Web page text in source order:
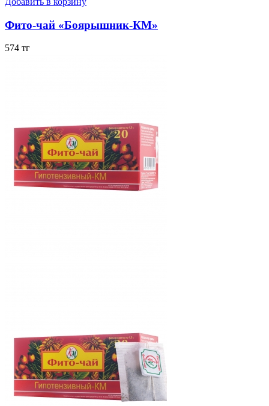
Фито-чай «Боярышник-КМ»
574 тг